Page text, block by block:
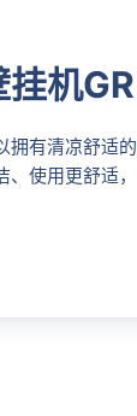
机
有清凉舒适
、使用更舒适